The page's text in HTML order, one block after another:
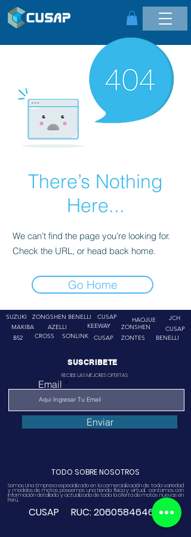
There’s Nothing
Here...
We can’t find the page you’re looking for.
Check the URL, or head back home.
Go Home
SUZUKI
ZONGSHEN
MAKIBA
AZELLI
BENELLI
CUSAP
KEEWAY
B52
CROSS SONLINK CUSAP
HAOJUE
JCH
ZONSHEN
ZONTES
CUSAP
BENELLI
SUSCRIBETE
RECIBE LAS MEJORES OFERTAS
Email
Enviar
TODO SOBRE NOSOTROS
Somos Una Empresa especializado en la comercialización de toda variedad
y modelos de motos, poseemos una tienda física y virtual. contamos con
información detallada y actualizada de toda la oferta de motos nuevas en
Perú.
CUSAP RUC:20605846468